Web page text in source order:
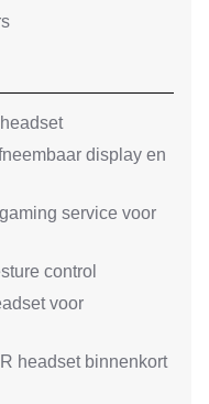
display en
service voor
control
voor
headset binnenkort